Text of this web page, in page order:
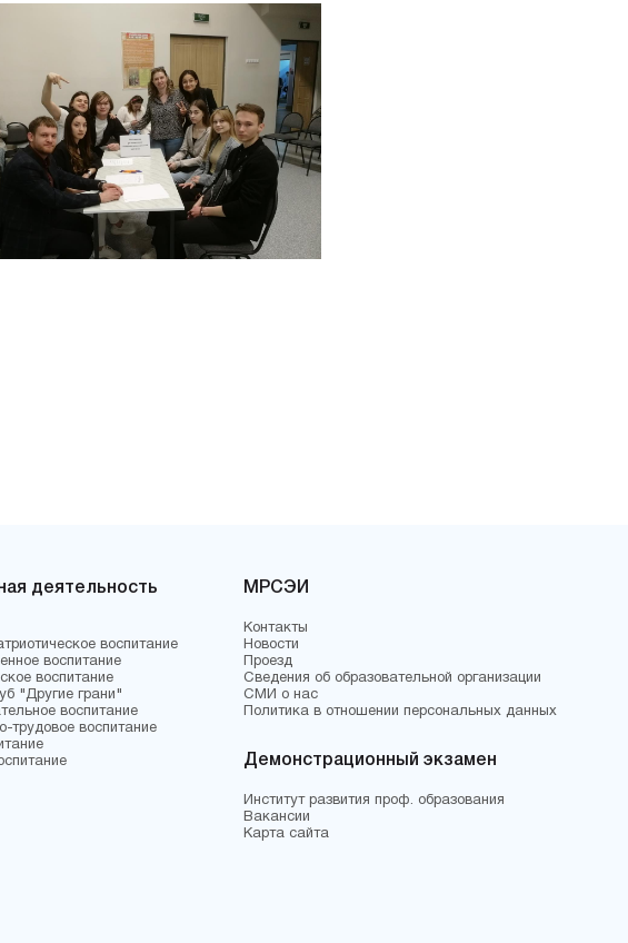
деятельность
воспитание
воспитание
воспитание
"Другие грани"
воспитание
трудовое воспитание
МРСЭИ
Контакты
Новости
Проезд
Сведения об образовательной организации
СМИ о нас
Политика в отношении персональных данных
Демонстрационный экзамен
Институт развития проф. образования
Вакансии
Карта сайта